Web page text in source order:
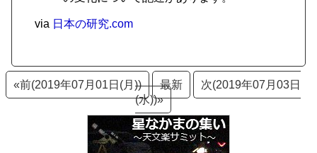
via 日本の研究.com
«前(2019年07月01日(月)) 最新
次(2019年07月03日
(水))»